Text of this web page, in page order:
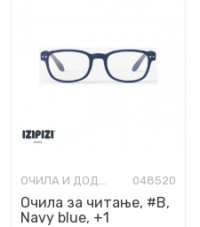
ОЧИЛА И ДОДАТОЦИ 048520
Очила за читање, #B,
Navy blue, +1